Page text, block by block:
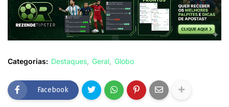
Categorias: Destaques Geral Globo
Facebook